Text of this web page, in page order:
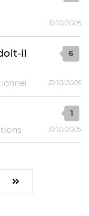
31/10/2005
il
6
31/10/2005
1
31/10/2005